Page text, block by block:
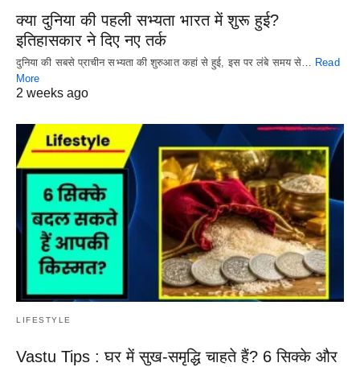
क्या दुनिया की पहली सभ्यता भारत में शुरू हुई?
इतिहासकार ने दिए नए तर्क
दुनिया की सबसे प्राचीन सभ्यता की शुरुआत कहां से हुई, इस पर लंबे समय से… Read
More
2 weeks ago
LIFESTYLE
Vastu Tips : घर में सुख-समृद्धि चाहते हैं? 6 सिक्के और